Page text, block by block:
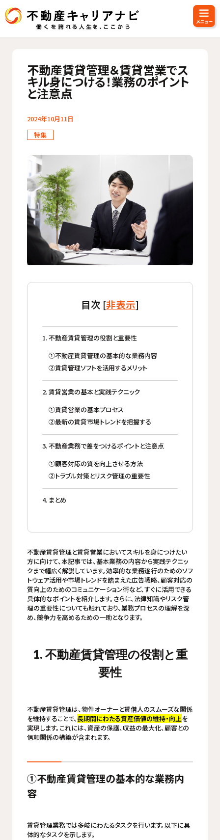
不動産賃貸管理＆賃貸営業でス
キル身につける！業務のポイント
と注意点
2024年10月11日
特集
目次 [非表示]
1. 不動産賃貸管理の役割と重要性
①不動産賃貸管理の基本的な業務内容
②賃貸管理ソフトを活用するメリット
2. 賃貸営業の基本と実践テクニック
①賃貸営業の基本プロセス
②最新の賃貸市場トレンドを把握する
3. 不動産業務で差をつけるポイントと注意点
①顧客対応の質を向上させる方法
②トラブル対策とリスク管理の重要性
4. まとめ
不動産賃貸管理と賃貸営業においてスキルを身につけたい
方に向けて、本記事では、基本業務の内容から実践テクニッ
クまで幅広く解説しています。効率的な業務遂行のためのソフ
トウェア活用や市場トレンドを踏まえた広告戦略、顧客対応の
質向上のためのコミュニケーション術など、すぐに活用できる
具体的なポイントを紹介します。さらに、法律知識やリスク管
理の重要性についても触れており、業務プロセスの理解を深
め、競争力を高めるための一助となります。
1. 不動産賃貸管理の役割と重
要性
不動産賃貸管理は、物件オーナーと賃借人のスムーズな関係
を維持することで、長期間にわたる資産価値の維持・向上を
実現します。これには、資産の保護、収益の最大化、顧客との
信頼関係の構築が含まれます。
①不動産賃貸管理の基本的な業務内
容
賃貸管理業務では多岐にわたるタスクを行います。以下に具
体的なタスクを示します。